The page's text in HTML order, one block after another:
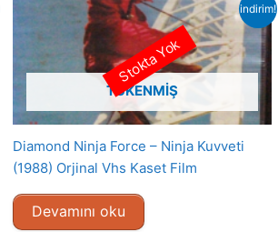
indirim!
TÜKENMIŞ
Diamond Ninja Force – Ninja Kuvveti
(1988) Orjinal Vhs Kaset Film
Devamını oku
Stokta Yok